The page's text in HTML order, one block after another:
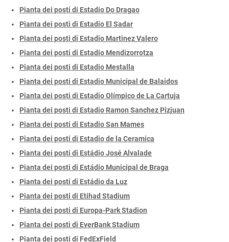
Pianta dei posti di Estadio Do Dragao
Pianta dei posti di Estadio El Sadar
Pianta dei posti di Estadio Martinez Valero
Pianta dei posti di Estadio Mendizorrotza
Pianta dei posti di Estadio Mestalla
Pianta dei posti di Estadio Municipal de Balaidos
Pianta dei posti di Estadio Olímpico de La Cartuja
Pianta dei posti di Estadio Ramon Sanchez Pizjuan
Pianta dei posti di Estadio San Mames
Pianta dei posti di Estadio de la Ceramica
Pianta dei posti di Estádio José Alvalade
Pianta dei posti di Estádio Municipal de Braga
Pianta dei posti di Estádio da Luz
Pianta dei posti di Etihad Stadium
Pianta dei posti di Europa-Park Stadion
Pianta dei posti di EverBank Stadium
Pianta dei posti di FedExField